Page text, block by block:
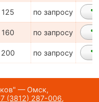
125 по запросу
160 по запросу
200 по запросу
— Омск,
(3812) 287-006,